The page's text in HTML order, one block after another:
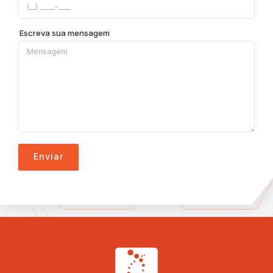
Escreva sua mensagem
Enviar